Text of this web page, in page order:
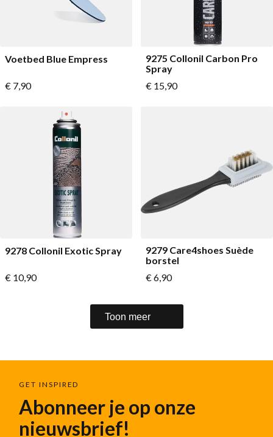
Voetbed Blue Empress
Vanaf
€ 7,90
9275 Collonil Carbon Pro
Spray
€ 15,90
9278 Collonil Exotic Spray
€ 10,90
9279 Care4shoes Suède
borstel
€ 6,90
Toon meer
GET INSPIRED
Abonneer je op onze
nieuwsbrief!